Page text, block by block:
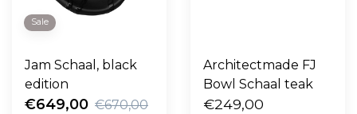
Sale
Jam Schaal, black
edition
€649,00 €670,00
Architectmade FJ
Bowl Schaal teak
€249,00